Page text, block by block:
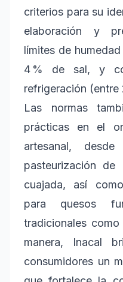
criterios para su
elaboración y
límites de
4 % de sal, y
refrigeración (entre
Las normas
prácticas en el
artesanal,
pasteurización
cuajada, así
para quesos
tradicionales
manera, Inacal
consumidores un